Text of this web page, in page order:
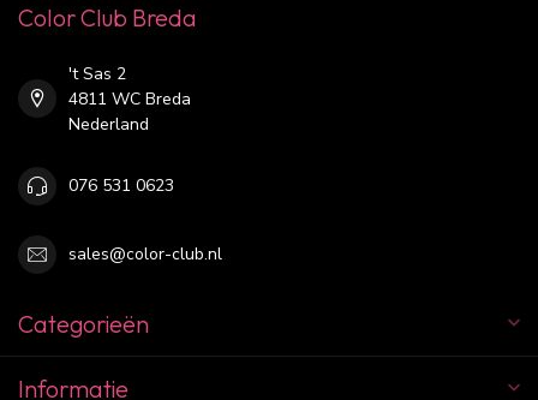
Color Club Breda
't Sas 2
4811 WC Breda
Nederland
076 531 0623
sales@color-club.nl
Categorieën
Informatie